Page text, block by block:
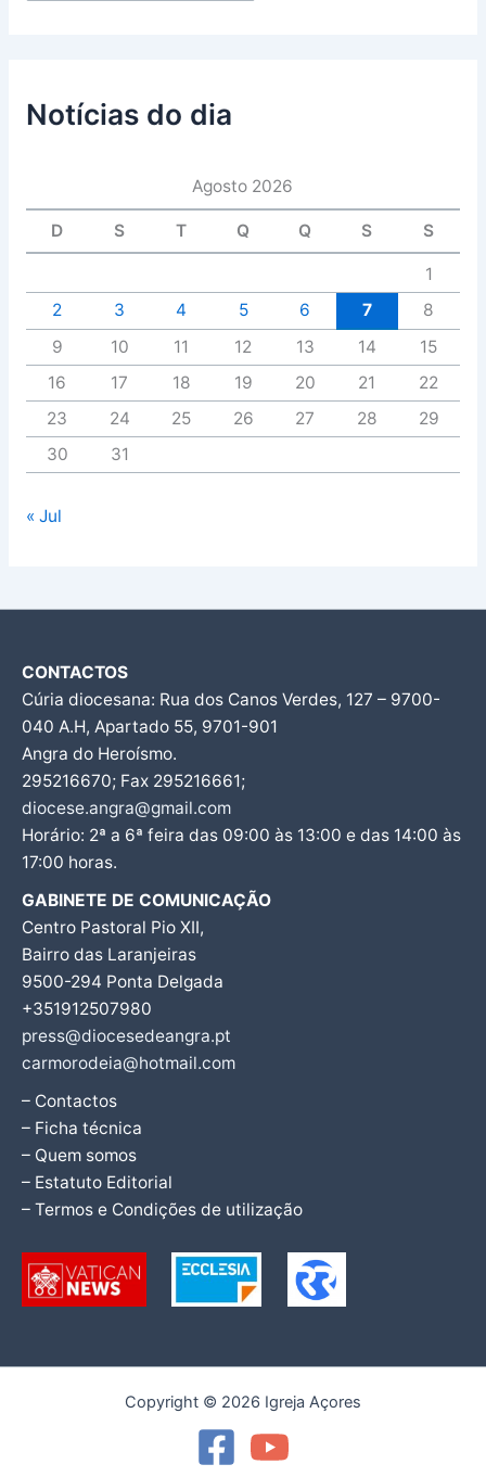
Notícias do dia
Agosto 2026
D S T Q Q S S
1
2
3 4 5 6 7
8
9
10 11 12 13 14
15
16
17 18 19 20 21
22
23
24 25 26 27 28
29
30
31
« Jul
CONTACTOS
Cúria diocesana: Rua dos Canos Verdes, 127 – 9700-
040 A.H, Apartado 55, 9701-901
Angra do Heroísmo.
295216670; Fax 295216661;
diocese.angra@gmail.com
Horário: 2ª a 6ª feira das 09:00 às 13:00 e das 14:00 às
17:00 horas.
GABINETE DE COMUNICAÇÃO
Centro Pastoral Pio XII,
Bairro das Laranjeiras
9500-294 Ponta Delgada
+351912507980
press@diocesedeangra.pt
carmorodeia@hotmail.com
– Contactos
– Ficha técnica
– Quem somos
– Estatuto Editorial
– Termos e Condições de utilização
Copyright © 2026 Igreja Açores